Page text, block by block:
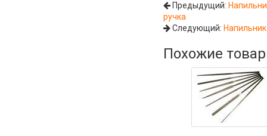
Предыдущий:
ручка
Следующий:
Похожие